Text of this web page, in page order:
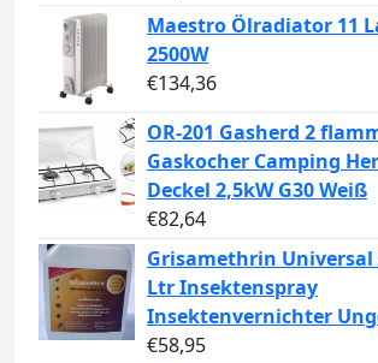
Maestro Ölradiator 11
2500W
€134,36
OR-201 Gasherd 2
Gaskocher Camping
Deckel 2,5kW G30 Weiß
€82,64
Grisamethrin Universal
Ltr Insektenspray
Insektenvernichter
€58,95